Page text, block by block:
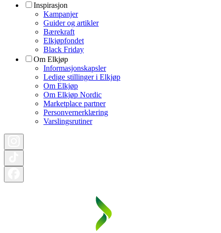
Inspirasjon
Kampanjer
Guider og artikler
Bærekraft
Elkjøpfondet
Black Friday
Om Elkjøp
Informasjonskapsler
Ledige stillinger i Elkjøp
Om Elkjøp
Om Elkjøp Nordic
Marketplace partner
Personvernerklæring
Varslingsrutiner